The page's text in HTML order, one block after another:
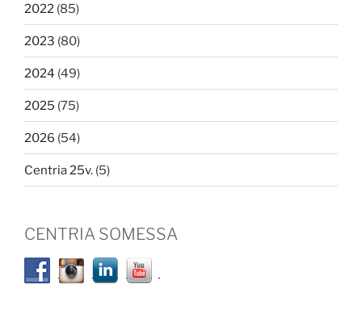
2022 (85)
2023 (80)
2024 (49)
2025 (75)
2026 (54)
Centria 25v. (5)
CENTRIA SOMESSA